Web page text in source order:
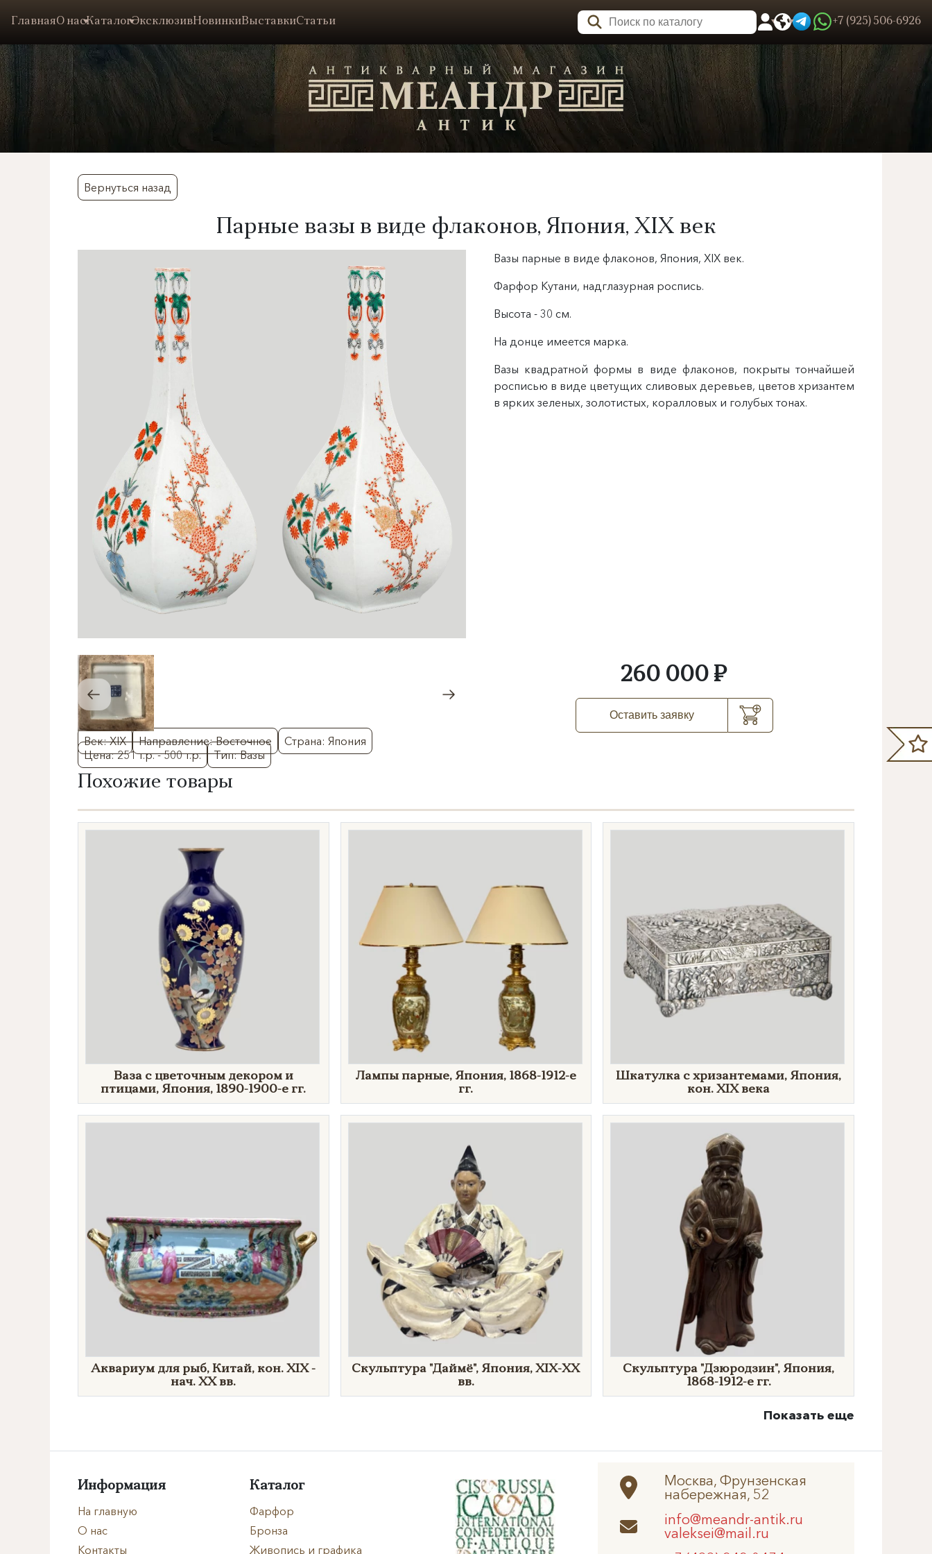
ГлавнаяО насКаталогЭксклюзивНовинкиВыставкиСтатьи
0
Пользовательское меню
+7 (925) 506-6926
Вернуться назад
Парные вазы в виде флаконов, Япония, XIX век
Век: XIX Направление: Восточное
Страна: Япония
Цена: 251 т.р. - 500 т.р.
Тип: Вазы
Вазы парные в виде флаконов, Япония, XIX век.
Фарфор Кутани, надглазурная роспись.
Высота - 30 см.
На донце имеется марка.
Вазы квадратной формы в виде флаконов, покрыты тончайшей
росписью в виде цветущих сливовых деревьев, цветов хризантем
в ярких зеленых, золотистых, коралловых и голубых тонах.
260 000 ₽
Оставить заявку
Похожие товары
Ваза с цветочным декором и
птицами, Япония, 1890-1900-е гг.
Лампы парные, Япония, 1868-1912-е
гг.
Шкатулка с хризантемами, Япония,
кон. XIX века
Аквариум для рыб, Китай, кон. XIX -
нач. XX вв.
Скульптура "Даймё", Япония, XIX-XX
вв.
Скульптура "Дзюродзин", Япония,
1868-1912-е гг.
Показать еще
Информация
На главную
О нас
Контакты
Каталог
Фарфор
Бронза
Живопись и графика
Москва, Фрунзенская
набережная, 52
info@meandr-antik.ru
valeksei@mail.ru